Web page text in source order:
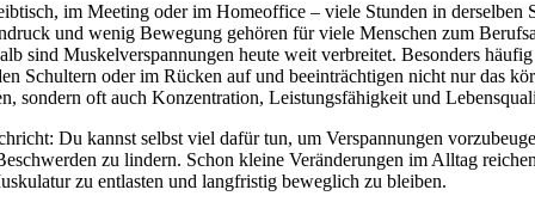
im Meeting oder im Homeoffice – viele Stunden in derselben
und wenig Bewegung gehören für viele Menschen zum
sind Muskelverspannungen heute weit verbreitet. Besonders
Schultern oder im Rücken auf und beeinträchtigen nicht nur das
sondern oft auch Konzentration, Leistungsfähigkeit und
Du kannst selbst viel dafür tun, um Verspannungen
zu lindern. Schon kleine Veränderungen im Alltag
zu entlasten und langfristig beweglich zu bleiben.